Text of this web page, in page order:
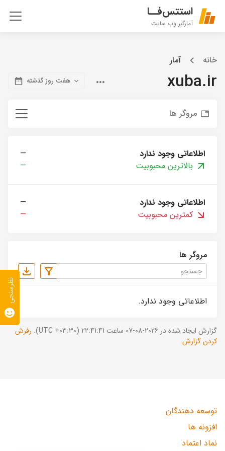
استتس‌فــا
آمارگیر وب سایت
خانه آمار
xuba.ir هفت روز گذشته
مروگر ها
اطلاعاتی وجود ندارد
—
بالاترین محبوبیت
—
اطلاعاتی وجود ندارد
—
کمترین محبوبیت
—
مروگر ها
اطلاعاتی وجود ندارد.
گزارش ایجاد شده در 2026-08-07 ساعت 22:41:41 (UTC +03:30).
رفرش
کردن گزارش
توسعه دهندگان
افزونه ها
نماد اعتماد
نظرسنجی